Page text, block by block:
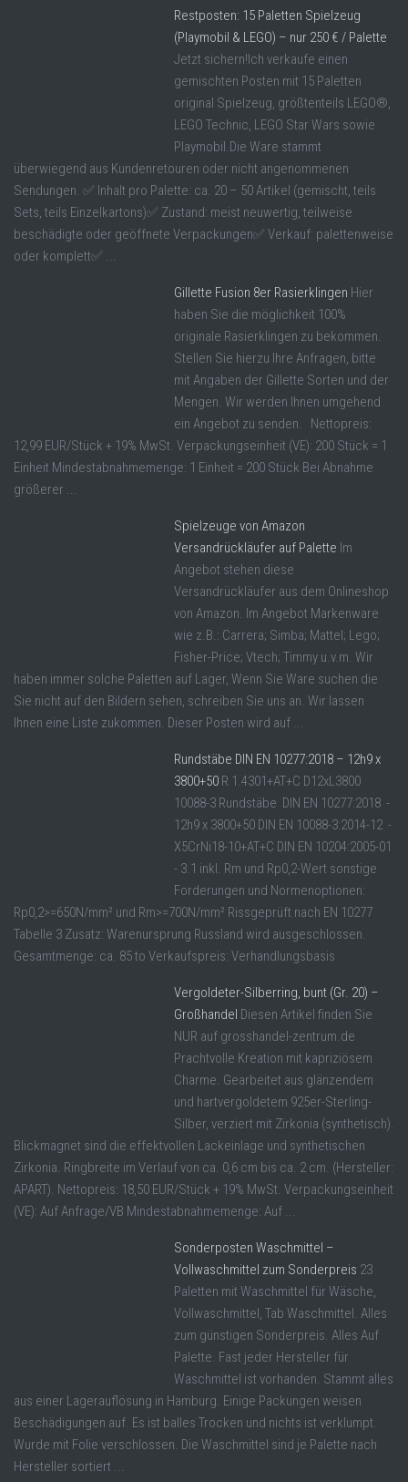
Restposten: 15 Paletten Spielzeug
(Playmobil & LEGO) – nur 250 € / Palette
Jetzt sichern!Ich verkaufe einen
gemischten Posten mit 15 Paletten
original Spielzeug, größtenteils LEGO®,
LEGO Technic, LEGO Star Wars sowie
Playmobil.Die Ware stammt
überwiegend aus Kundenretouren oder nicht angenommenen
Sendungen. ✅ Inhalt pro Palette: ca. 20 – 50 Artikel (gemischt, teils
Sets, teils Einzelkartons)✅ Zustand: meist neuwertig, teilweise
beschädigte oder geöffnete Verpackungen✅ Verkauf: palettenweise
oder komplett✅ ...
Gillette Fusion 8er Rasierklingen Hier
haben Sie die möglichkeit 100%
originale Rasierklingen zu bekommen.
Stellen Sie hierzu Ihre Anfragen, bitte
mit Angaben der Gillette Sorten und der
Mengen. Wir werden Ihnen umgehend
ein Angebot zu senden. Nettopreis:
12,99 EUR/Stück + 19% MwSt. Verpackungseinheit (VE): 200 Stück = 1
Einheit Mindestabnahmemenge: 1 Einheit = 200 Stück Bei Abnahme
größerer ...
Spielzeuge von Amazon
Versandrückläufer auf Palette Im
Angebot stehen diese
Versandrückläufer aus dem Onlineshop
von Amazon. Im Angebot Markenware
wie z.B.: Carrera; Simba; Mattel; Lego;
Fisher-Price; Vtech; Timmy u.v.m. Wir
haben immer solche Paletten auf Lager, Wenn Sie Ware suchen die
Sie nicht auf den Bildern sehen, schreiben Sie uns an. Wir lassen
Ihnen eine Liste zukommen. Dieser Posten wird auf ...
Rundstäbe DIN EN 10277:2018 – 12h9 x
3800+50 R 1.4301+AT+C D12xL3800
10088-3 Rundstäbe DIN EN 10277:2018 -
12h9 x 3800+50 DIN EN 10088-3:2014-12 -
X5CrNi18-10+AT+C DIN EN 10204:2005-01
- 3.1 inkl. Rm und Rp0,2-Wert sonstige
Forderungen und Normenoptionen:
Rp0,2>=650N/mm² und Rm>=700N/mm² Rissgeprüft nach EN 10277
Tabelle 3 Zusatz: Warenursprung Russland wird ausgeschlossen.
Gesamtmenge: ca. 85 to Verkaufspreis: Verhandlungsbasis
Vergoldeter-Silberring, bunt (Gr. 20) –
Großhandel Diesen Artikel finden Sie
NUR auf grosshandel-zentrum.de
Prachtvolle Kreation mit kapriziösem
Charme. Gearbeitet aus glänzendem
und hartvergoldetem 925er-Sterling-
Silber, verziert mit Zirkonia (synthetisch).
Blickmagnet sind die effektvollen Lackeinlage und synthetischen
Zirkonia. Ringbreite im Verlauf von ca. 0,6 cm bis ca. 2 cm. (Hersteller:
APART). Nettopreis: 18,50 EUR/Stück + 19% MwSt. Verpackungseinheit
(VE): Auf Anfrage/VB Mindestabnahmemenge: Auf ...
Sonderposten Waschmittel –
Vollwaschmittel zum Sonderpreis 23
Paletten mit Waschmittel für Wäsche,
Vollwaschmittel, Tab Waschmittel. Alles
zum günstigen Sonderpreis. Alles Auf
Palette. Fast jeder Hersteller für
Waschmittel ist vorhanden. Stammt alles
aus einer Lagerauflösung in Hamburg. Einige Packungen weisen
Beschädigungen auf. Es ist balles Trocken und nichts ist verklumpt.
Wurde mit Folie verschlossen. Die Waschmittel sind je Palette nach
Hersteller sortiert ...